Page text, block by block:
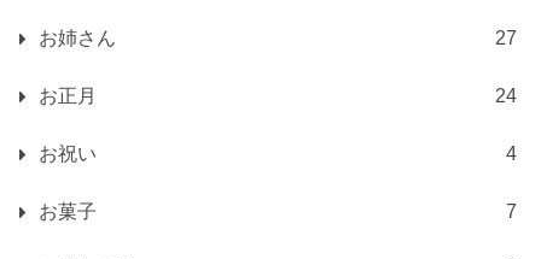
お姉さん 27
お正月 24
お祝い 4
お菓子 7